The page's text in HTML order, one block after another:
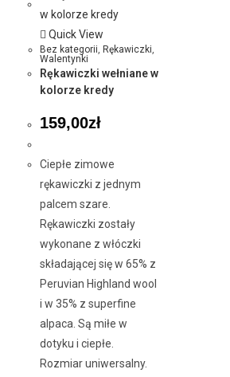
Quick View
Bez kategorii Rękawiczki
Walentynki
Rękawiczki wełniane w
kolorze kredy
159,00zł
Ciepłe zimowe
rękawiczki z jednym
palcem szare.
Rękawiczki zostały
wykonane z włóczki
składającej się w 65% z
Peruvian Highland wool
i w 35% z superfine
alpaca. Są miłe w
dotyku i ciepłe.
Rozmiar uniwersalny.